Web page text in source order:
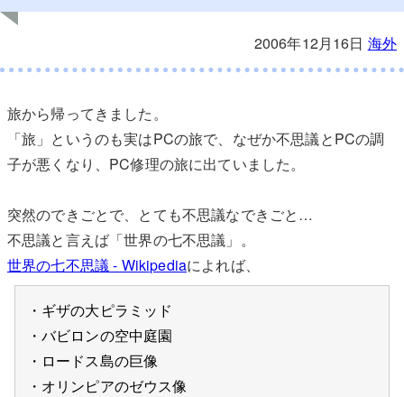
2006年12月16日 海外
旅から帰ってきました。
「旅」というのも実はPCの旅で、なぜか不思議とPCの調
子が悪くなり、PC修理の旅に出ていました。
突然のできごとで、とても不思議なできごと…
不思議と言えば「世界の七不思議」。
世界の七不思議 - Wikipediaによれば、
・ギザの大ピラミッド
・バビロンの空中庭園
・ロードス島の巨像
・オリンピアのゼウス像